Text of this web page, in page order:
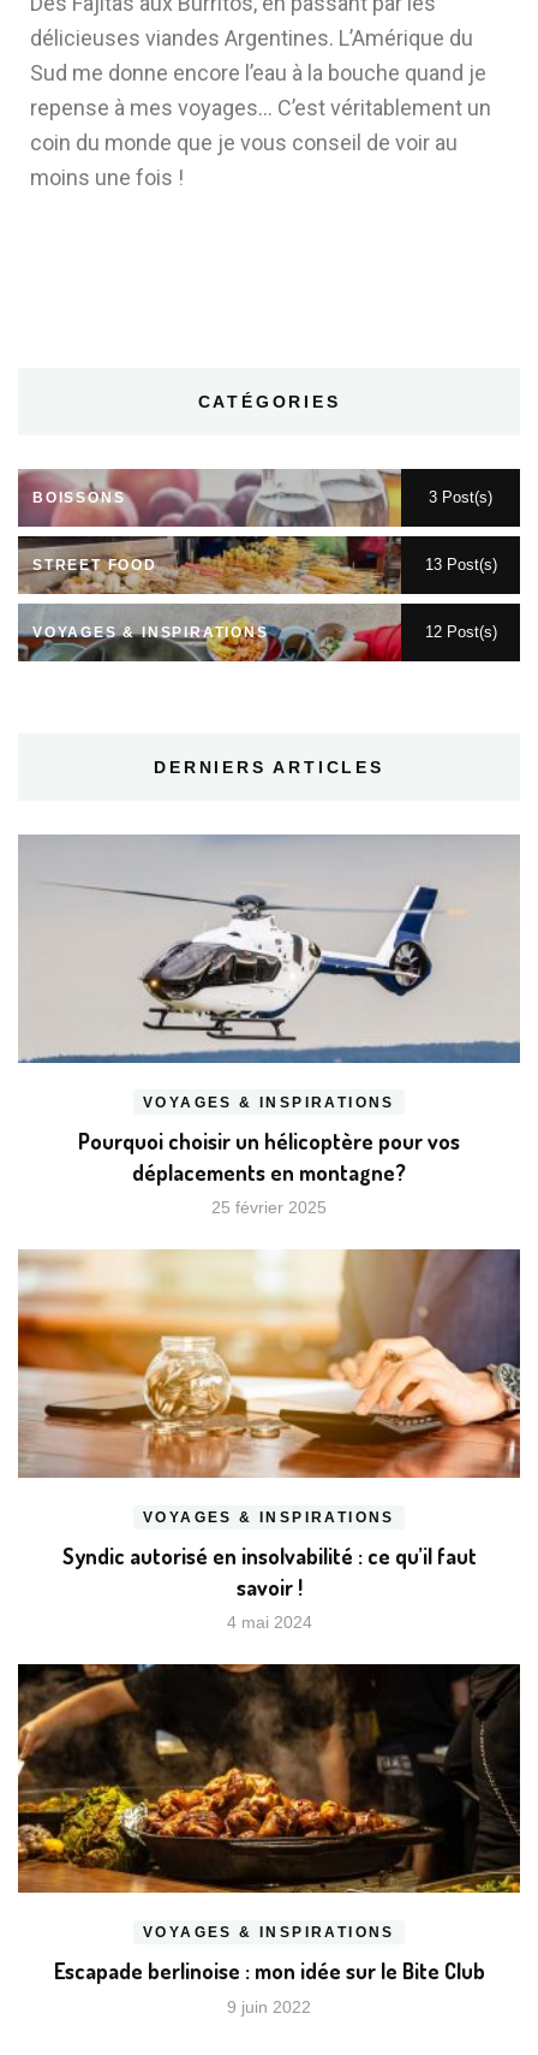
délicieuses viandes Argentines. L’Amérique du
Sud me donne encore l’eau à la bouche quand je
repense à mes voyages… C’est véritablement un
coin du monde que je vous conseil de voir au
moins une fois !
CATÉGORIES
BOISSONS 3 Post(s)
STREET FOOD 13 Post(s)
VOYAGES & INSPIRATIONS 12 Post(s)
DERNIERS ARTICLES
VOYAGES & INSPIRATIONS
Pourquoi choisir un hélicoptère pour vos
déplacements en montagne?
25 février 2025
VOYAGES & INSPIRATIONS
Syndic autorisé en insolvabilité : ce qu’il faut
savoir !
4 mai 2024
VOYAGES & INSPIRATIONS
Escapade berlinoise : mon idée sur le Bite Club
9 juin 2022